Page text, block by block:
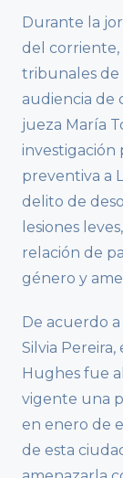
Durante la
del
tribunales de
audiencia de
jueza María
investigación
preventiva a
delito de
lesiones
relación de
género y
De acuerdo
Silvia
Hughes fue
vigente una
en enero de
de esta